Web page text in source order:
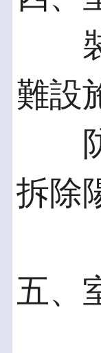
裝
難設
防
拆除
五、